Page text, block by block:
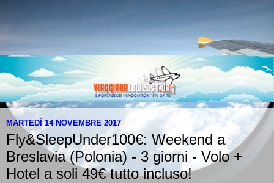
MARTEDÌ 14 NOVEMBRE 2017
Fly&SleepUnder100€: Weekend a
Breslavia (Polonia) - 3 giorni - Volo +
Hotel a soli 49€ tutto incluso!